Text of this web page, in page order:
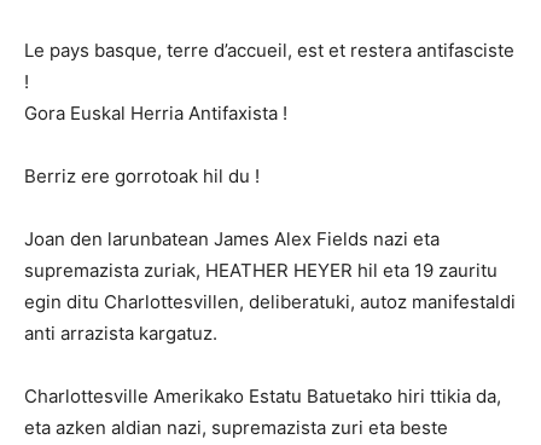
Le pays basque, terre d’accueil, est et restera antifasciste
!
Gora Euskal Herria Antifaxista !
Berriz ere gorrotoak hil du !
Joan den larunbatean James Alex Fields nazi eta
supremazista zuriak, HEATHER HEYER hil eta 19 zauritu
egin ditu Charlottesvillen, deliberatuki, autoz manifestaldi
anti arrazista kargatuz.
Charlottesville Amerikako Estatu Batuetako hiri ttikia da,
eta azken aldian nazi, supremazista zuri eta beste